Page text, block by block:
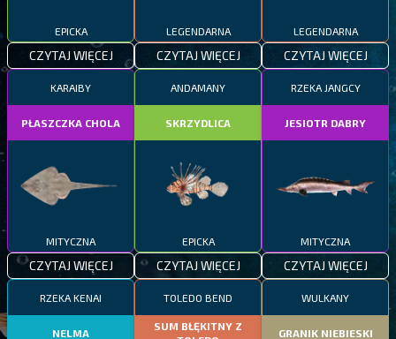
EPICKA
CZYTAJ WIĘCEJ
LEGENDARNA
CZYTAJ WIĘCEJ
LEGENDARNA
CZYTAJ WIĘCEJ
KARAIBY
PŁASZCZKA CHOLA
MITYCZNA
CZYTAJ WIĘCEJ
ANDAMANY
SKRZYDLICA
EPICKA
CZYTAJ WIĘCEJ
RZEKA JANGCY
JESIOTR DABRY
MITYCZNA
CZYTAJ WIĘCEJ
RZEKA KENAI
NELMA
TOLEDO BEND
SUM BŁĘKITNY Z
WULKANY
GRANIK NIEBIESKI